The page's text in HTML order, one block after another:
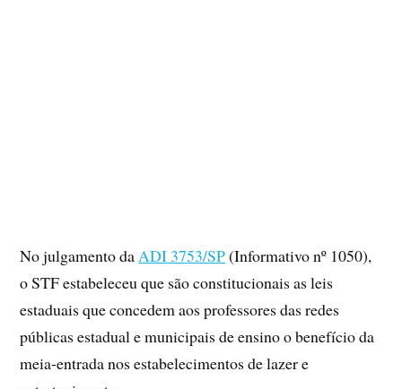
No julgamento daADI 3753/SP(Informativo nº 1050),
o STF estabeleceu que são constitucionais as leis
estaduais que concedem aos professores das redes
públicas estadual e municipais de ensino o benefício da
meia-entrada nos estabelecimentos de lazer e